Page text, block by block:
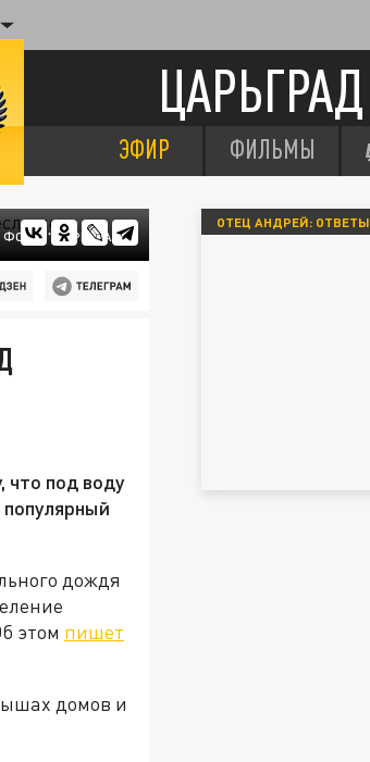
ЦАРЬГРАД
ЭФИР ФИЛЬМЫ
ФОТО: "ЦАРЬГРАД"
под воду
дождя
этом пишет
домов и
ОТЕЦ АНДРЕЙ: ОТВЕТЫ